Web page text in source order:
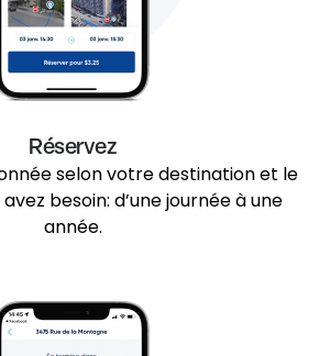
Réservez
selon votre destination et le
besoin: d’une journée à une
année.